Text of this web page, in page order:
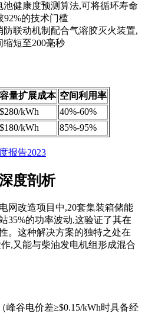
池健康度预测算法,可将循环寿命
92%的技术门槛
防联动机制配合气溶胶灭火装置,
短至200毫秒
容量扩展成本 空间利用率
$280/kWh
40%-60%
$180/kWh 85%-95%
报告2023
度剖析
网改造项目中,20套集装箱储能
35%的功率波动,这验证了其在
。这种解决方案的独特之处在
,又能与柴油发电机组形成混合
峰谷电价差≥$0.15/kWh时具备经